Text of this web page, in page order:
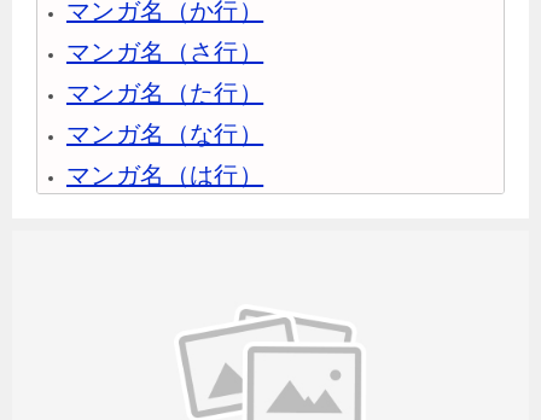
マンガ名（か行）
マンガ名（さ行）
マンガ名（た行）
マンガ名（な行）
マンガ名（は行）
マンガ名（わ行）